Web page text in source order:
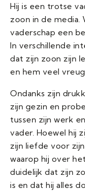
Hij is een trotse
zoon in de media.
vaderschap een
In verschillende
dat zijn zoon zijn
en hem veel
Ondanks zijn
zijn gezin en
tussen zijn werk
vader. Hoewel hij
zijn liefde voor
waarop hij over
duidelijk dat zijn
is en dat hij alles